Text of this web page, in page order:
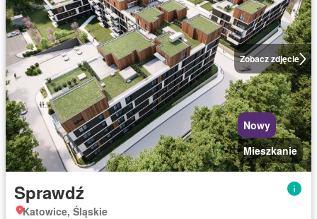
Zobacz zdjęcie
Nowy
Mieszkanie
Sprawdź
Katowice, Śląskie